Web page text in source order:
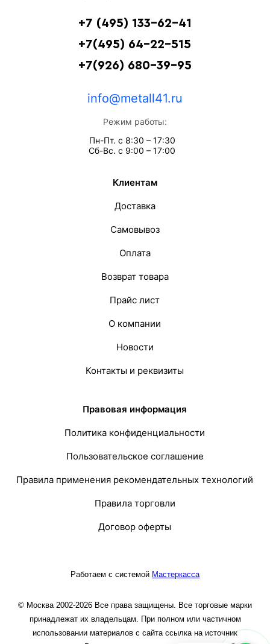
+7 (495) 133-62-41
+7(495) 64-22-515
+7(926) 680-39-95
info@metall41.ru
Режим работы:
Пн-Пт. с 8:30 – 17:30
Сб-Вс. с 9:00 – 17:00
Клиентам
Доставка
Самовывоз
Оплата
Возврат товара
Прайс лист
О компании
Новости
Контакты и реквизиты
Правовая информация
Политика конфиденциальности
Пользовательское соглашение
Правила применения рекомендательных технологий
Правила торговли
Договор оферты
Работаем с системой Мастеркасса
© Москва 2002-2026 Все права защищены. Все торговые марки
принадлежат их владельцам. При полном или частичном
использовании материалов с сайта ссылка на источник